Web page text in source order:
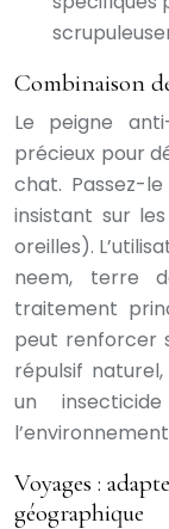
Combinaison
Le peigne
précieux pour
chat. Passez-
insistant sur
oreilles).
neem, terre
traitement
peut renforcer
répulsif
un
Voyages :
géographique